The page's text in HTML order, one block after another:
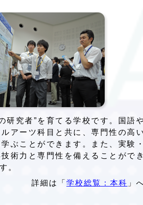
研究者”を育てる学校です。国語
アーツ科目と共に、専門性の高
ぶことができます。また、実験
術力と専門性を備えることがで
。
詳細は「 学校総覧：本科 」